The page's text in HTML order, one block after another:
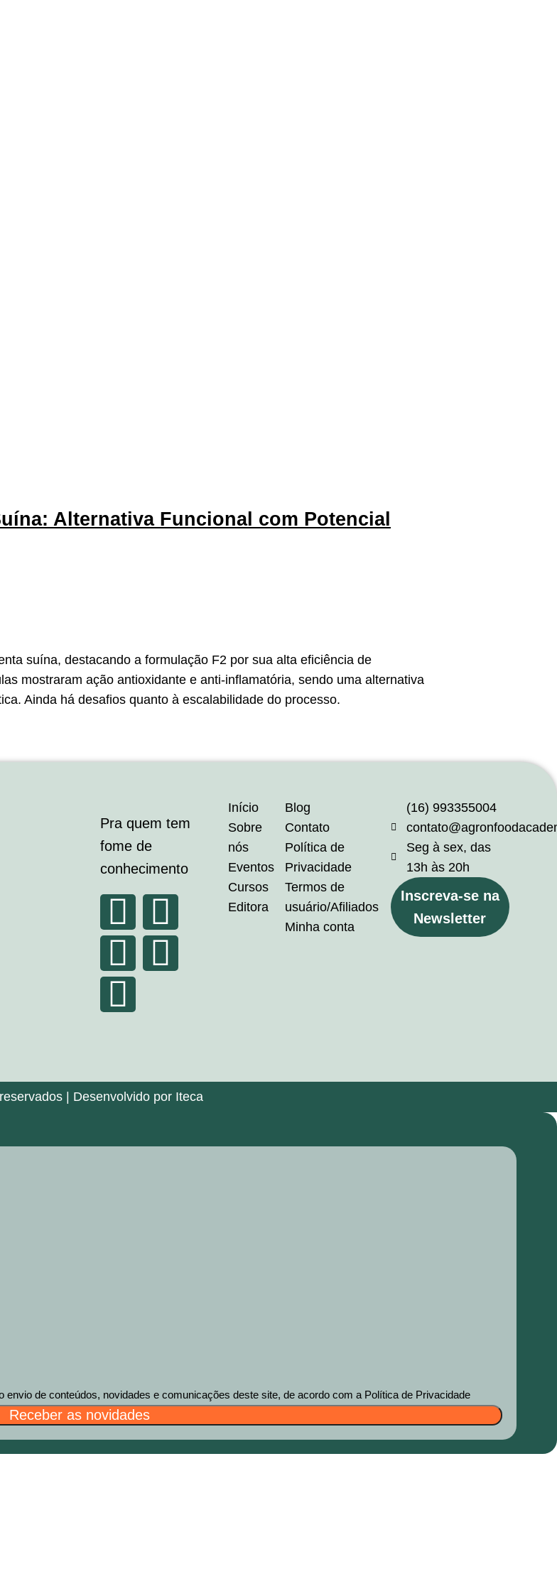
Alternativa Funcional com Potencial
suína, destacando a formulação F2 por sua alta eficiência de
mostraram ação antioxidante e anti-inflamatória, sendo uma alternativa
Ainda há desafios quanto à escalabilidade do processo.
Pra quem tem
fome de
conhecimento
Início
Sobre
nós
Eventos
Cursos
Editora
Blog
Contato
Política de
Privacidade
Termos de
usuário/Afiliados
Minha conta
(16) 993355004
Seg à sex, das
13h às 20h
Inscreva-se na
Newsletter
| Desenvolvido por Iteca
de conteúdos, novidades e comunicações deste site, de acordo com a Política de Privacidade
Receber as novidades